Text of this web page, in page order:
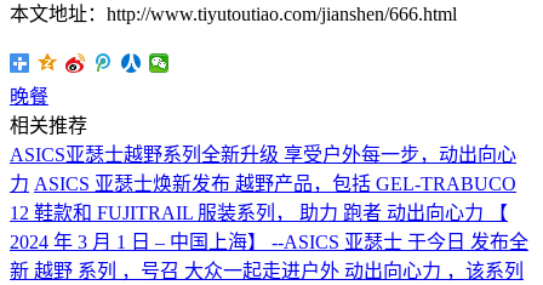
本文地址：http://www.tiyutoutiao.com/jianshen/666.html
晚餐
相关推荐
ASICS亚瑟士越野系列全新升级 享受户外每一步，动出向心
力 ASICS 亚瑟士焕新发布 越野产品，包括 GEL-TRABUCO
12 鞋款和 FUJITRAIL 服装系列， 助力 跑者 动出向心力 【
2024 年 3 月 1 日 – 中国上海】 --ASICS 亚瑟士 于今日 发布全
新 越野 系列 ，号召 大众一起走进户外 动出向心力 ，该系列